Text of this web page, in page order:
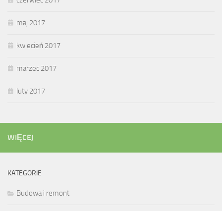
maj 2017
kwiecień 2017
marzec 2017
luty 2017
WIĘCEJ
KATEGORIE
Budowa i remont